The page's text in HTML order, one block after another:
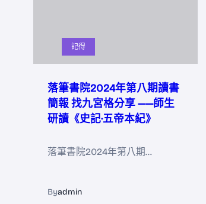
記得
落筆書院2024年第八期讀書
簡報 找九宮格分享 ——師生
研讀《史記·五帝本紀》
落筆書院2024年第八期…
Byadmin